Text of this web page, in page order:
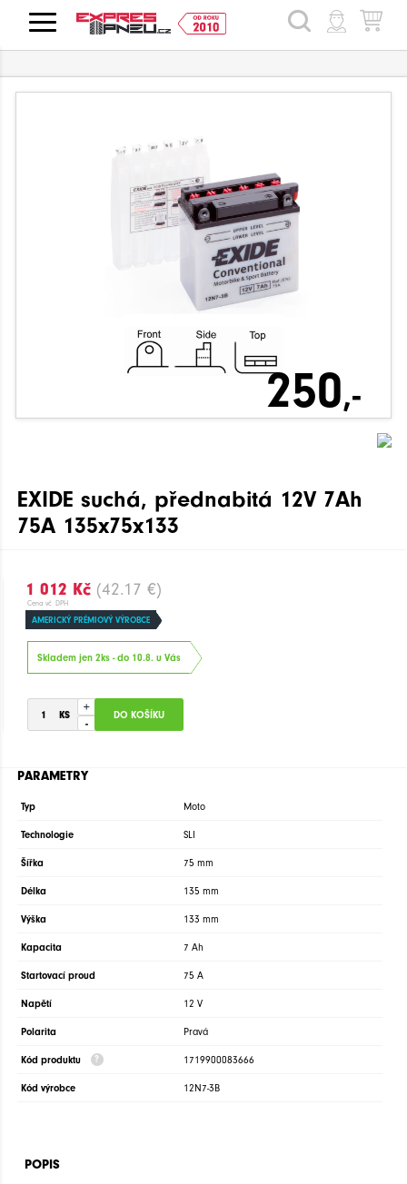
HLEDAT
250,-
EXIDE suchá, přednabitá 12V 7Ah
75A 135x75x133
1 012 Kč (42.17 €)
Cena vč. DPH
AMERICKÝ PRÉMIOVÝ VÝROBCE
Skladem jen 2ks - do 10.8. u Vás
+
-
PARAMETRY
Typ Moto
Technologie SLI
Šířka 75 mm
Délka 135 mm
Výška 133 mm
Kapacita 7 Ah
Startovací proud 75 A
Napětí 12 V
Polarita Pravá
Kód produktu 1719900083666
Kód výrobce 12N7-3B
POPIS